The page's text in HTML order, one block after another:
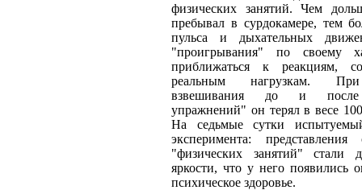
физических занятий. Чем
пребывал в сурдокамере, тем
пульса и дыхательных
"проигрывания" по своему
приближаться к реакциям,
реальным нагрузкам.
взвешивания до и после
упражнений" он терял в весе
На седьмые сутки
эксперимента: представления
"физических занятий" стали
яркости, что у него появились
психическое здоровье.